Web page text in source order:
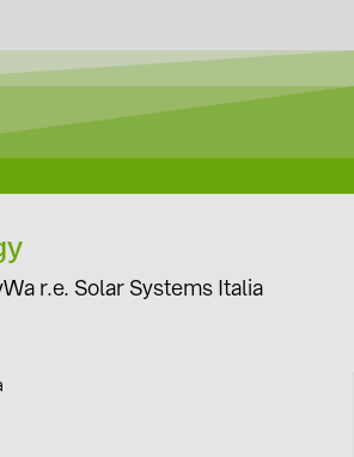
r.e. Solar Systems Italia